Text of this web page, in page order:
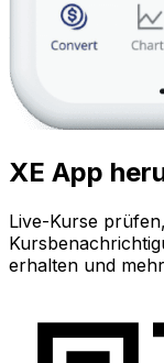
XE App
Live-Kurse
erhalten und